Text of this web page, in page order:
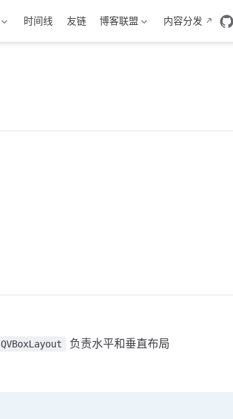
时间线 友链 博客联盟 内容分发
QVBoxLayout 负责水平和垂直布局